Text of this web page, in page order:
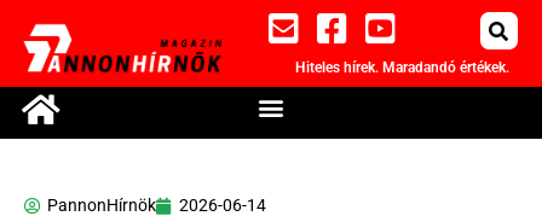
Hiteles hírek. Maradandó értékek.
PannonHírnök
2026-06-14